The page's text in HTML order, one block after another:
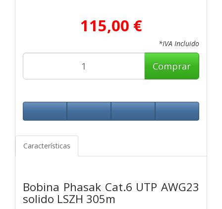
115,00 €
*IVA Incluido
Comprar
Características
Bobina Phasak Cat.6 UTP AWG23
solido LSZH 305m